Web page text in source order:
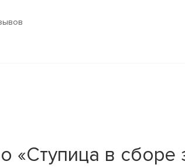
«Ступица в сборе